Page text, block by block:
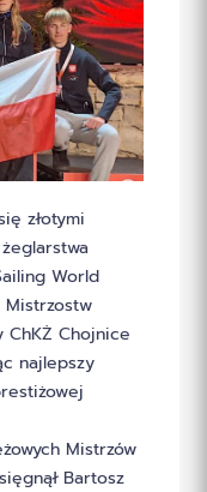
złotymi
World
Mistrzostw
ChKŻ Chojnice
najlepszy
Mistrzów
Bartosz